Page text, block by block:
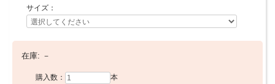
Hubs ハブス / スエットパンツ
暖かいコットン75％・ポリエステル25％素材のスウェットパン
サイズ：
在庫: －
購入数： 本